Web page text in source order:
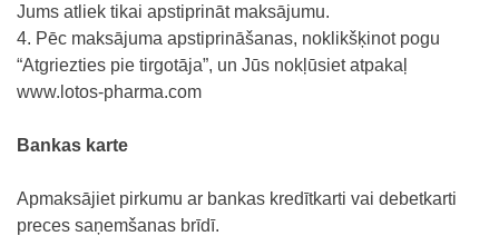
Jums atliek tikai apstiprināt maksājumu.
4. Pēc maksājuma apstiprināšanas, noklikšķinot pogu
“Atgriezties pie tirgotāja”, un Jūs nokļūsiet atpakaļ
www.lotos-pharma.com
Bankas karte
Apmaksājiet pirkumu ar bankas kredītkarti vai debetkarti
preces saņemšanas brīdī.